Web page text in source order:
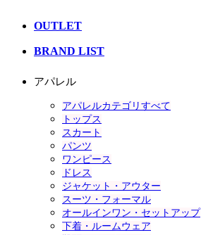
OUTLET
BRAND LIST
アパレル
アパレルカテゴリすべて
トップス
スカート
パンツ
ワンピース
ドレス
ジャケット・アウター
スーツ・フォーマル
オールインワン・セットアップ
下着・ルームウェア